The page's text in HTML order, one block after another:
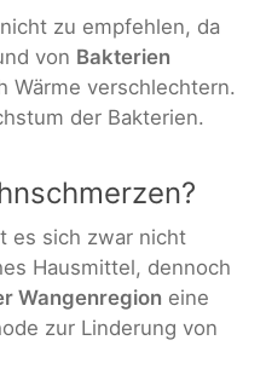
zu empfehlen, da
von Bakterien
Wärme verschlechtern.
der Bakterien.
es sich zwar nicht
Hausmittel, dennoch
Wangenregion eine
zur Linderung von